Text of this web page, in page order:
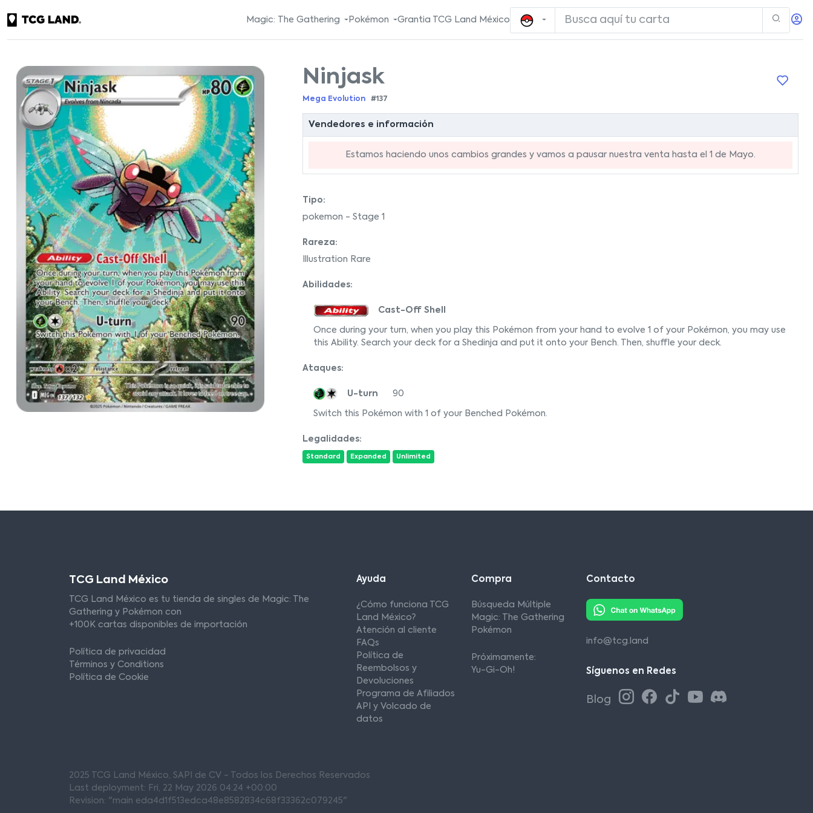
Magic: The Gathering Pokémon Grantia TCG Land México
Ninjask
Mega Evolution #137
Vendedores e información
Estamos haciendo unos cambios grandes y vamos a pausar nuestra venta hasta el 1 de Mayo.
Tipo:
pokemon - Stage 1
Rareza:
Illustration Rare
Abilidades:
Cast-Off Shell
Once during your turn, when you play this Pokémon from your hand to evolve 1 of your Pokémon, you may use
this Ability. Search your deck for a Shedinja and put it onto your Bench. Then, shuffle your deck.
Ataques:
U-turn 90
Switch this Pokémon with 1 of your Benched Pokémon.
Legalidades:
Standard Expanded Unlimited
TCG Land México
TCG Land México es tu tienda de singles de Magic: The
Gathering y Pokémon con
+100K cartas disponibles de importación
Política de privacidad
Términos y Conditions
Política de Cookie
Ayuda
¿Cómo funciona TCG
Land México?
Atención al cliente
FAQs
Política de
Reembolsos y
Devoluciones
Programa de Afiliados
API y Volcado de
datos
Compra
Búsqueda Múltiple
Magic: The Gathering
Pokémon
Próximamente:
Yu-Gi-Oh!
Contacto
info@tcg.land
Síguenos en Redes
Blog
2025 TCG Land México, SAPI de CV - Todos los Derechos Reservados
Last deployment: Fri, 22 May 2026 04:24 +00:00
Revision: "main eda4d1f513edca48e8582834c68f33362c079245"